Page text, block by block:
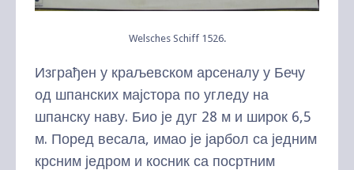
Welsches Schiff 1526.
Изграђен у краљевском арсеналу у Бечу
од шпанских мајстора по угледу на
шпанску наву. Био је дуг 28 м и широк 6,5
м. Поред весала, имао је јарбол са једним
крсним једром и косник са посртним